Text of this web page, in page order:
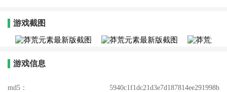
游戏截图
游戏信息
md5： 5940c1f1dc21d3e7d187814ee291998b